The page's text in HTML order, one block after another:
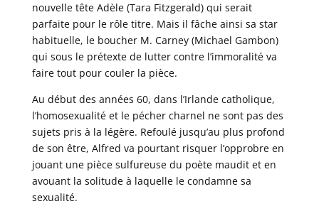
nouvelle tête Adèle (Tara Fitzgerald) qui serait
parfaite pour le rôle titre. Mais il fâche ainsi sa star
habituelle, le boucher M. Carney (Michael Gambon)
qui sous le prétexte de lutter contre l’immoralité va
faire tout pour couler la pièce.
Au début des années 60, dans l’Irlande catholique,
l’homosexualité et le pécher charnel ne sont pas des
sujets pris à la légère. Refoulé jusqu’au plus profond
de son être, Alfred va pourtant risquer l’opprobre en
jouant une pièce sulfureuse du poète maudit et en
avouant la solitude à laquelle le condamne sa
sexualité.